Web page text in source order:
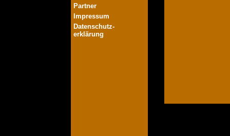
Partner
Impressum
Datenschutz-
erklärung